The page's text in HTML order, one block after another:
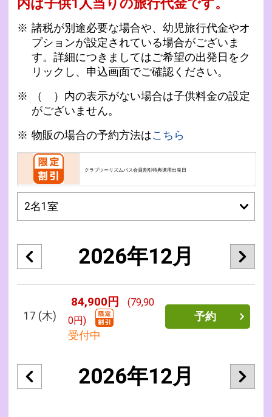
諸税が別途必要な場合や、幼児旅行代金やオ
プションが設定されている場合がございま
す。詳細につきましてはご希望の出発日をク
リックし、申込画面でご確認ください。
（ ）内の表示がない場合は子供料金の設定
がございません。
物販の場合の予約方法はこちら
クラブツーリズムパス会員割引特典適用出発日
2026年12月
17 (木)
84,900円
(79,90
0円)
受付中
予約
2026年12月